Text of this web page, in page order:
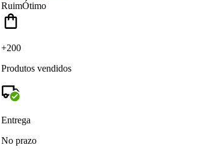
RuimÓtimo
+200
Produtos vendidos
Entrega
No prazo